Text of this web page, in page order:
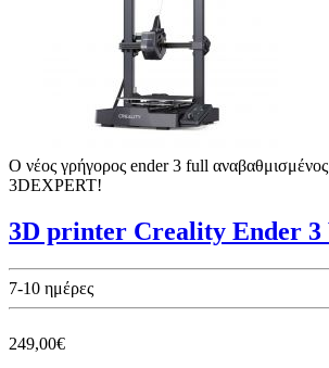
Ο νέος γρήγορος ender 3 full
3DEXPERT!
3D printer Creality Ender 3
7-10 ημέρες
249,00€